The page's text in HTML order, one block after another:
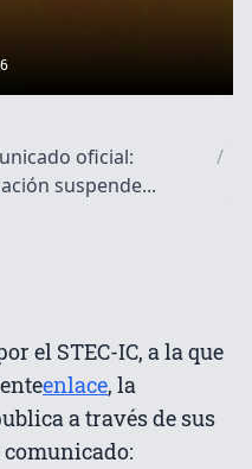
oficial:
suspende...
/
el STEC-IC, a la que
enlace, la
a través de sus